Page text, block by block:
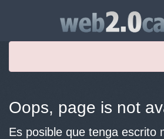
Oops, page is not
Es posible que tenga escrito